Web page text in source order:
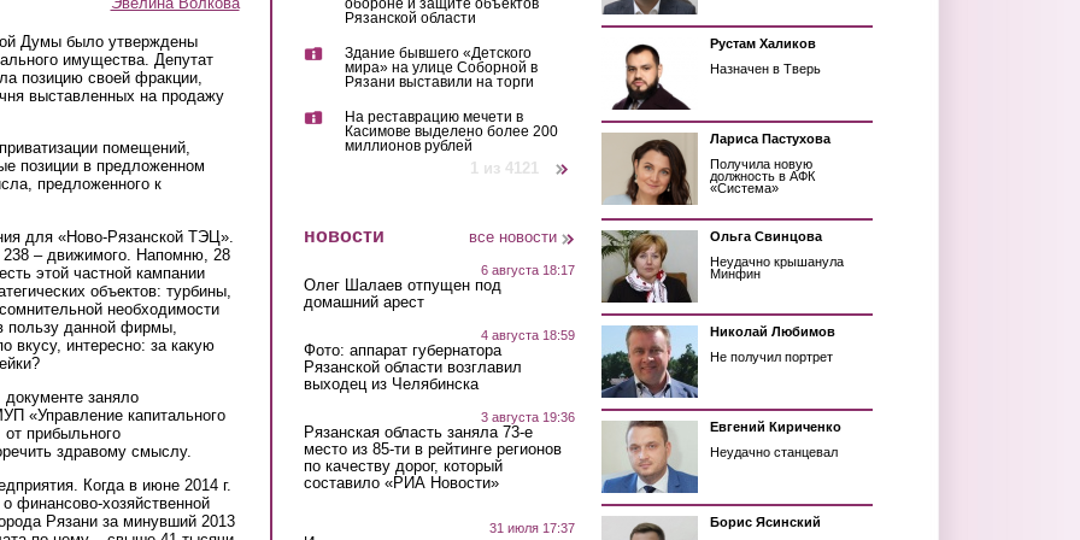
Думы было утверждены
имущества. Депутат
позицию своей фракции,
выставленных на продажу
помещений,
позиции в предложенном
предложенного к
для «Ново-Рязанской ТЭЦ».
238 – движимого. Напомню, 28
этой частной кампании
объектов: турбины,
необходимости
пользу данной фирмы,
вкусу, интересно: за какую
заняло
«Управление капитального
прибыльного
здравому смыслу.
Когда в июне 2014 г.
финансово-хозяйственной
Рязани за минувший 2013
обороне и защите объектов
Рязанской области
Здание бывшего «Детского
мира» на улице Соборной в
Рязани выставили на торги
На реставрацию мечети в
Касимове выделено более 200
миллионов рублей
1 из 4121
новости все новости
6 августа 18:17
Олег Шалаев отпущен под
домашний арест
4 августа 18:59
Фото: аппарат губернатора
Рязанской области возглавил
выходец из Челябинска
3 августа 19:36
Рязанская область заняла 73-е
место из 85-ти в рейтинге регионов
по качеству дорог, который
составило «РИА Новости»
31 июля 17:37
Рустам Халиков
Назначен в Тверь
Лариса Пастухова
Получила новую
должность в АФК
«Система»
Ольга Свинцова
Неудачно крышанула
Минфин
Николай Любимов
Не получил портрет
Евгений Кириченко
Неудачно станцевал
Борис Ясинский